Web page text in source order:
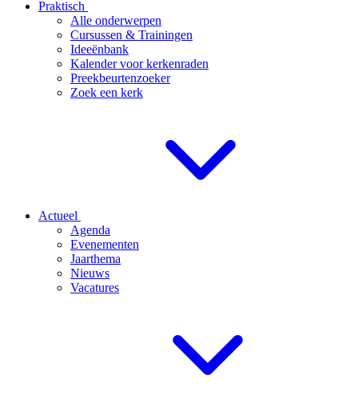
Praktisch
Alle onderwerpen
Cursussen & Trainingen
Ideeënbank
Kalender voor kerkenraden
Preekbeurtenzoeker
Zoek een kerk
Actueel
Agenda
Evenementen
Jaarthema
Nieuws
Vacatures